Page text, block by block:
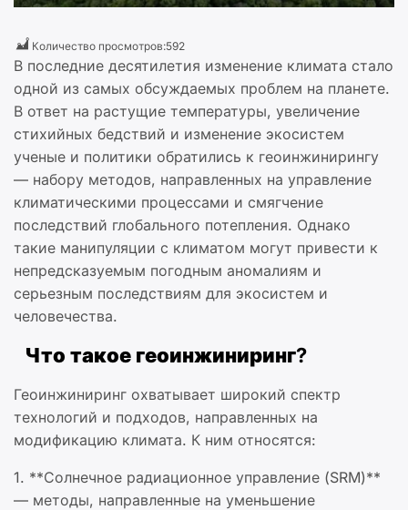
Количество просмотров:592
В последние десятилетия изменение климата стало
одной из самых обсуждаемых проблем на планете.
В ответ на растущие температуры, увеличение
стихийных бедствий и изменение экосистем
ученые и политики обратились к геоинжинирингу
— набору методов, направленных на управление
климатическими процессами и смягчение
последствий глобального потепления. Однако
такие манипуляции с климатом могут привести к
непредсказуемым погодным аномалиям и
серьезным последствиям для экосистем и
человечества.
Что такое геоинжиниринг?
Геоинжиниринг охватывает широкий спектр
технологий и подходов, направленных на
модификацию климата. К ним относятся:
1. **Солнечное радиационное управление (SRM)**
— методы, направленные на уменьшение